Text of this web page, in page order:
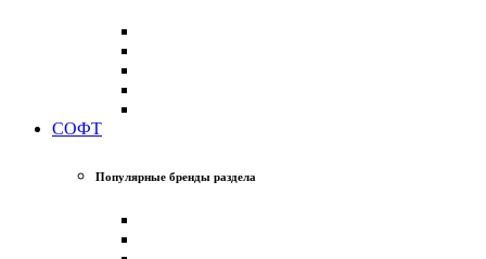
СОФТ
Популярные бренды раздела